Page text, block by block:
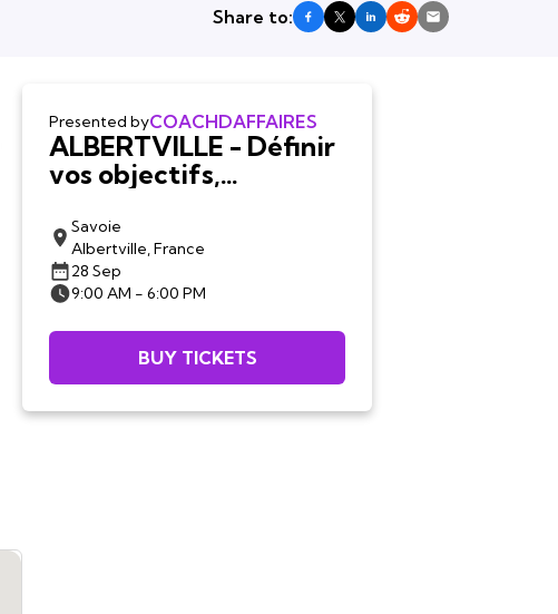
Share to:
Presented byCOACHDAFFAIRES
ALBERTVILLE - Définir
vos objectifs,
d'action...
Savoie
Albertville, France
28 Sep
9:00 AM - 6:00 PM
BUY TICKETS